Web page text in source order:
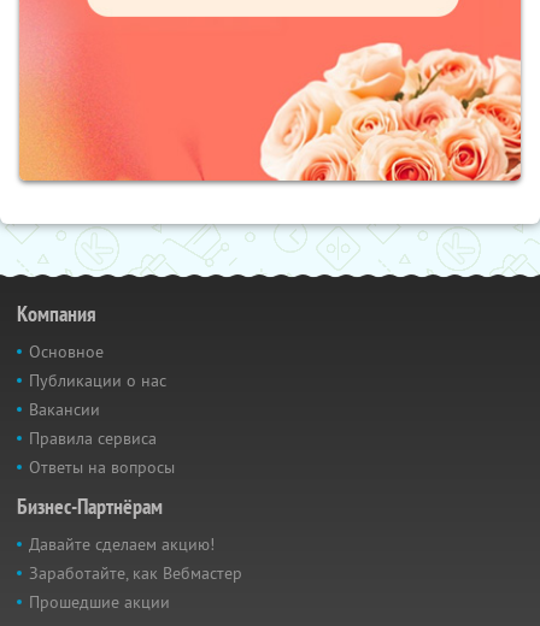
Компания
Основное
Публикации о нас
Вакансии
Правила сервиса
Ответы на вопросы
Бизнес-Партнёрам
Давайте сделаем акцию!
Заработайте, как Вебмастер
Прошедшие акции